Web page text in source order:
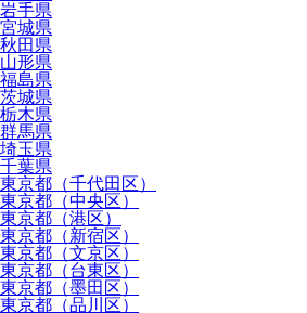
岩手県
宮城県
秋田県
山形県
福島県
茨城県
栃木県
群馬県
埼玉県
千葉県
東京都（千代田区）
東京都（中央区）
東京都（港区）
東京都（新宿区）
東京都（文京区）
東京都（台東区）
東京都（墨田区）
東京都（品川区）